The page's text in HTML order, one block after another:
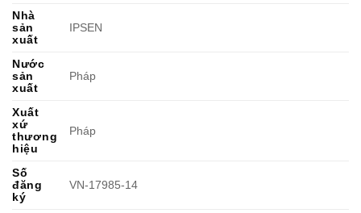
Nhà
sản
xuất
IPSEN
Nước
sản
xuất
Pháp
Xuất
xứ
thương
hiệu
Pháp
Số
đăng
ký
VN-17985-14